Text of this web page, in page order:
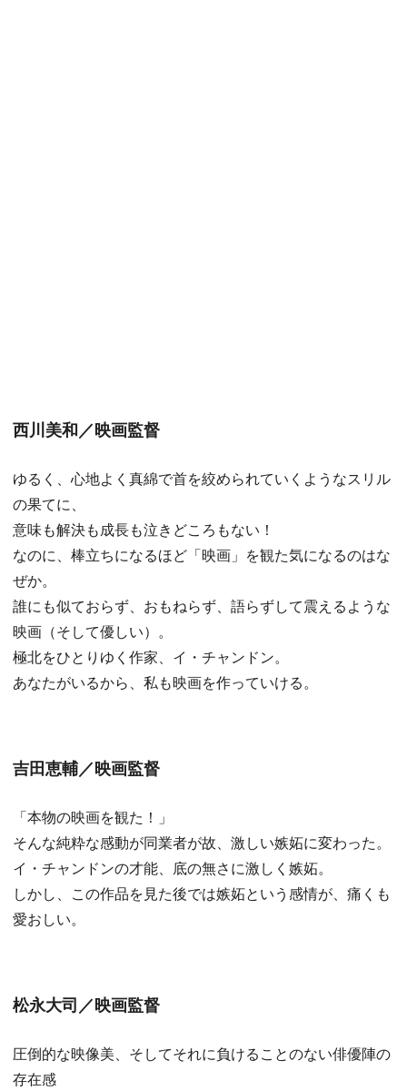
西川美和／映画監督
ゆるく、心地よく真綿で首を絞められていくようなスリル
の果てに、
意味も解決も成長も泣きどころもない！
なのに、棒立ちになるほど「映画」を観た気になるのはな
ぜか。
誰にも似ておらず、おもねらず、語らずして震えるような
映画（そして優しい）。
極北をひとりゆく作家、イ・チャンドン。
あなたがいるから、私も映画を作っていける。
吉田恵輔／映画監督
「本物の映画を観た！」
そんな純粋な感動が同業者が故、激しい嫉妬に変わった。
イ・チャンドンの才能、底の無さに激しく嫉妬。
しかし、この作品を見た後では嫉妬という感情が、痛くも
愛おしい。
松永大司／映画監督
圧倒的な映像美、そしてそれに負けることのない俳優陣の
存在感